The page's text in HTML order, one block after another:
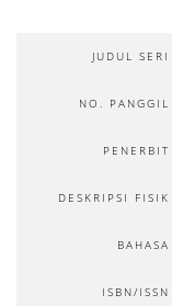
JUDUL SERI
NO. PANGGIL
PENERBIT
DESKRIPSI FISIK
BAHASA
ISBN/ISSN